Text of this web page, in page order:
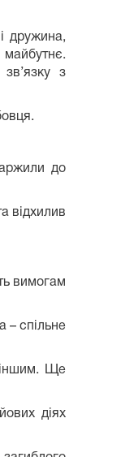
дружина,
з
до
відхилив
вимогам
– спільне
іншим. Ще
діях